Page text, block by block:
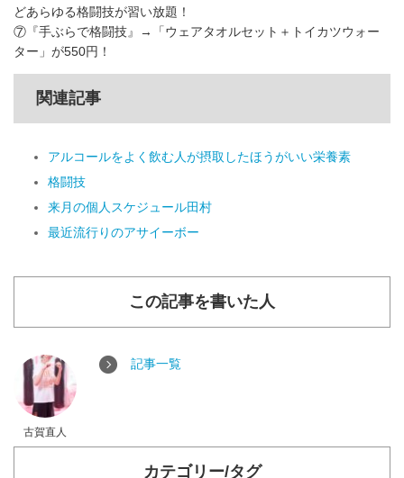
どあらゆる格闘技が習い放題！
⑦『手ぶらで格闘技』→「ウェアタオルセット＋トイカツウォー
ター」が550円！
関連記事
アルコールをよく飲む人が摂取したほうがいい栄養素
格闘技
来月の個人スケジュール田村
最近流行りのアサイーボー
この記事を書いた人
古賀直人
記事一覧
カテゴリー/タグ